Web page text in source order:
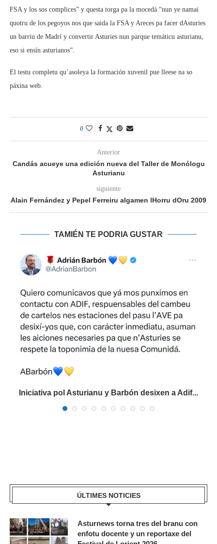
FSA y los sos complices” y questa torga pa la mocedá “nun ye namai
quotru de los pegoyos nos que saida la FSA y Areces pa facer dAsturies
un barriu de Madrí y convertir Asturies nun parque temáticu asturianu,
eso si ensín asturianos”.
El testu completu qu’asoleya la formación xuvenil pue lleese na so
páxina web.
0
Anterior
Candás acueye una edición nueva del Taller de Monólogu
Asturianu
siguiente
Alain Fernández y Pepel Ferreiru algamen lHorru dOru 2009
TAMIÉN TE PODRIA GUSTAR
Iniciativa pol Asturianu y Barbón desixen a Adif...
ÚLTIMES NOTICIES
Asturnews torna tres del branu con
enfotu docente y un reportaxe del